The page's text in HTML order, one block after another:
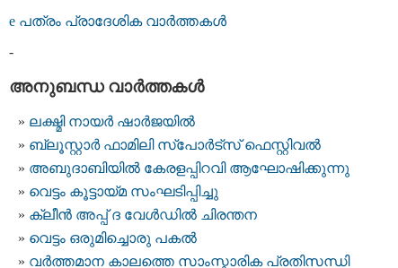
e പത്രം പ്രാദേശിക വാര്‍ത്തകള്‍
-
അനുബന്ധ വാര്‍ത്തകള്‍
ലക്ഷ്മി നായര്‍ ഷാര്‍ജയില്‍
ബ്ലൂസ്റ്റാര്‍ ഫാമിലി സ്‌പോര്‍ട്‌സ് ഫെസ്റ്റിവല്‍
അബുദാബിയില്‍ കേരളപ്പിറവി ആഘോഷിക്കുന്നു
വെട്ടം കൂട്ടായ്മ സംഘടിപ്പിച്ചു
ക്ലീന്‍ അപ്പ് ദ വേള്‍ഡില്‍ ചിരന്തന
വെട്ടം ഒരുമിച്ചൊരു പകല്‍
വര്‍ത്തമാന കാലത്തെ സാംസ്കാരിക പ്രതിസന്ധി